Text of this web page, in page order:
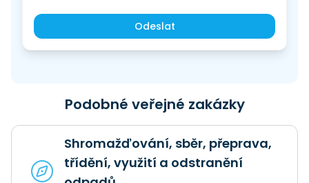
Odeslat
Podobné veřejné zakázky
Shromažďování, sběr, přeprava,
třídění, využití a odstranění